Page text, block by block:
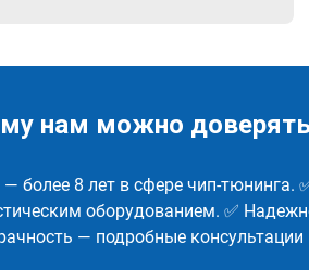
нам можно
более 8 лет в сфере чип-
оборудованием. ✅
— подробные